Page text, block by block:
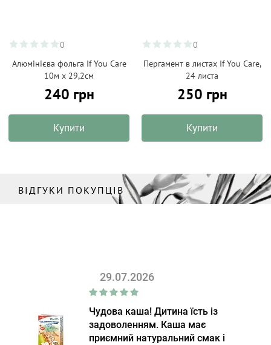
0
Алюмінієва фольга If You Care
10м х 29,2см
240 грн
Купити
0
Пергамент в листах If You Care,
24 листа
250 грн
Купити
ВІДГУКИ ПОКУПЦІВ
29.07.2026
Чудова каша! Дитина їсть із
задоволенням. Каша має
приємний натуральний смак і